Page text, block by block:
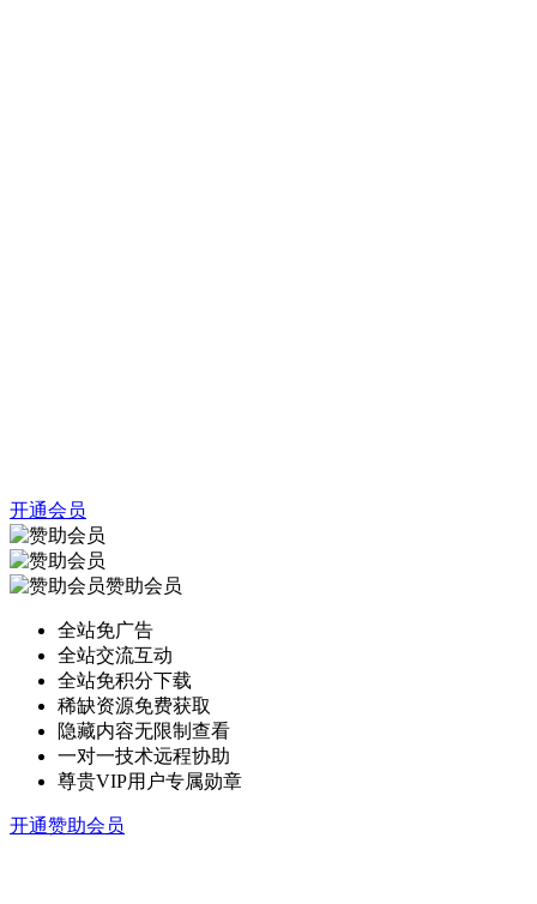
开通会员
赞助会员
全站免广告
全站交流互动
全站免积分下载
稀缺资源免费获取
隐藏内容无限制查看
一对一技术远程协助
尊贵VIP用户专属勋章
开通赞助会员